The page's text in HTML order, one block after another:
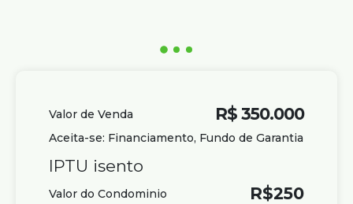
R$ 350.000
Valor de Venda
Aceita-se: Financiamento, Fundo de Garantia
IPTU isento
Valor do Condominio R$250